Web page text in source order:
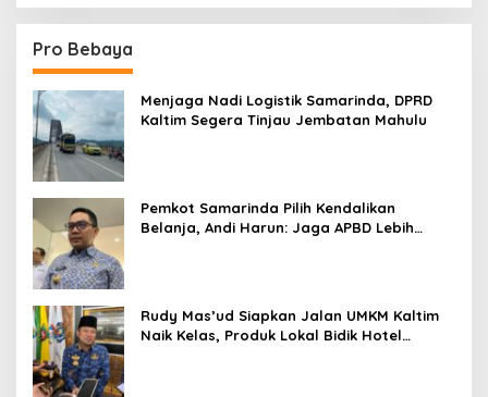
Pro Bebaya
Menjaga Nadi Logistik Samarinda, DPRD
Kaltim Segera Tinjau Jembatan Mahulu
Pemkot Samarinda Pilih Kendalikan
Belanja, Andi Harun: Jaga APBD Lebih
Rudy Mas’ud Siapkan Jalan UMKM Kaltim
Naik Kelas, Produk Lokal Bidik Hotel